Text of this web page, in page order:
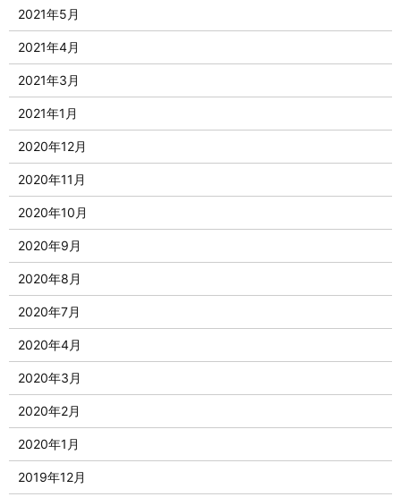
2021年5月
2021年4月
2021年3月
2021年1月
2020年12月
2020年11月
2020年10月
2020年9月
2020年8月
2020年7月
2020年4月
2020年3月
2020年2月
2020年1月
2019年12月